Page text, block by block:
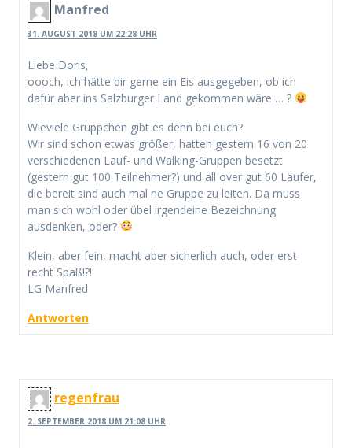
Manfred
31. AUGUST 2018 UM 22:28 UHR
Liebe Doris,
oooch, ich hätte dir gerne ein Eis ausgegeben, ob ich
dafür aber ins Salzburger Land gekommen wäre … ?
Wieviele Grüppchen gibt es denn bei euch?
Wir sind schon etwas größer, hatten gestern 16 von 20
verschiedenen Lauf- und Walking-Gruppen besetzt
(gestern gut 100 Teilnehmer?) und all over gut 60 Läufer,
die bereit sind auch mal ne Gruppe zu leiten. Da muss
man sich wohl oder übel irgendeine Bezeichnung
ausdenken, oder?
Klein, aber fein, macht aber sicherlich auch, oder erst
recht Spaß!?!
LG Manfred
Antworten
regenfrau
2. SEPTEMBER 2018 UM 21:08 UHR